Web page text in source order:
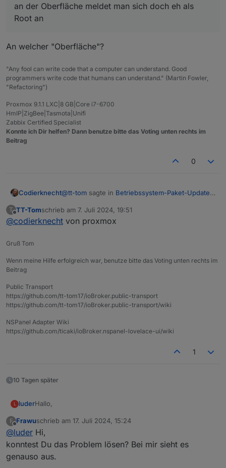
an der Oberfläche meldet man sich doch eh als
Root an
An welcher "Oberfläche"?
"Any fool can write code that a computer can understand. Good
programmers write code that humans can understand." (Martin Fowler,
"Refactoring")
Proxmox 9.1.1 LXC|8 GB|Core i7-6700
HmIP|ZigBee|Tasmota|Unifi
Zabbix Certified Specialist
Konnte ich Dir helfen? Dann benutze bitte das Voting unten rechts im
Beitrag
0
Codierknecht@tt-tom sagte in Betriebssystem-Paket-Updates,
an der Oberfläche meldet man sich doch eh
T
Offline
TT-Tomschrieb am 7. Juli 2024, 19:51
zuletzt editiert von
@codierknecht von proxmox
Gruß Tom
Wenn meine Hilfe erfolgreich war, benutze bitte das Voting unten rechts im
Beitrag
Public Transport
https://github.com/tt-tom17/ioBroker.public-transport
https://github.com/tt-tom17/ioBroker.public-transport/wiki
NSPanel Adapter Wiki
https://github.com/ticaki/ioBroker.nspanel-lovelace-ui/wiki
1
10 Tagen später
L luderHallo,
ich bekomme beim Start die Meldung:
Betriebssystem-Paket-Updates verfügbar
Einige Betriebssystempakete können aktualisiert werden.
Darunter ist dann eine ziemlich lange Liste, siehe unten.
Ich habe dann ein Update meines Linux System gemacht
F
Offline
Frawuschrieb am 17. Juli 2024, 15:24
zuletzt editiert von
@luder Hi,
konntest Du das Problem lösen? Bei mir sieht es
genauso aus.